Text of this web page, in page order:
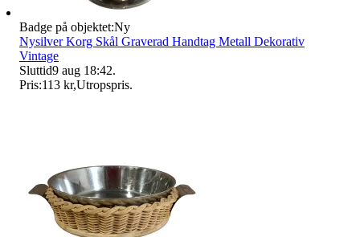
Badge på objektet:Ny
Nysilver Korg Skål Graverad Handtag Metall Dekorativ
Vintage
Sluttid9 aug 18:42.
Pris:113 kr,Utropspris.